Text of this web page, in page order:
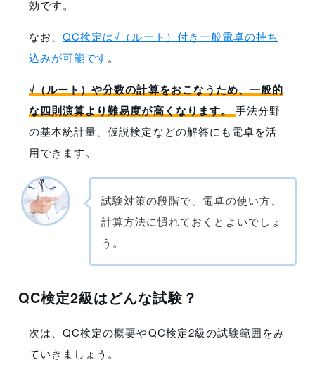
効です。
なお、QC検定は√（ルート）付き一般電卓の持ち
込みが可能です。
√（ルート）や分数の計算をおこなうため、一般的
な四則演算より難易度が高くなります。手法分野
の基本統計量、仮説検定などの解答にも電卓を活
用できます。
試験対策の段階で、電卓の使い方、
計算方法に慣れておくとよいでしょ
う。
QC検定2級はどんな試験？
次は、QC検定の概要やQC検定2級の試験範囲をみ
ていきましょう。